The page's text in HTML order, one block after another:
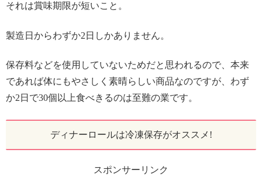
それは賞味期限が短いこと。
製造日からわずか2日しかありません。
保存料などを使用していないためだと思われるので、本来
であれば体にもやさしく素晴らしい商品なのですが、わず
か2日で30個以上食べきるのは至難の業です。
ディナーロールは冷凍保存がオススメ!
スポンサーリンク